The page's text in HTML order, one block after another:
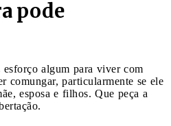
pode
algum para viver com
comungar, particularmente se ele
esposa e filhos. Que peça a